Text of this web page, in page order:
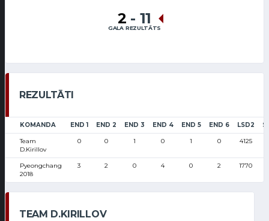
2 - 11
GALA REZULTĀTS
REZULTĀTI
KOMANDA END 1 END 2 END 3 END 4 END 5 END 6 LSD2
Team
D.Kirillov
0 0 1 0 1 0 4125
Pyeongchang
2018
3 2 0 4 0 2 1770
TEAM D.KIRILLOV